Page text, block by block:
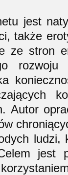
jest
także
ze stron
Autor
jest